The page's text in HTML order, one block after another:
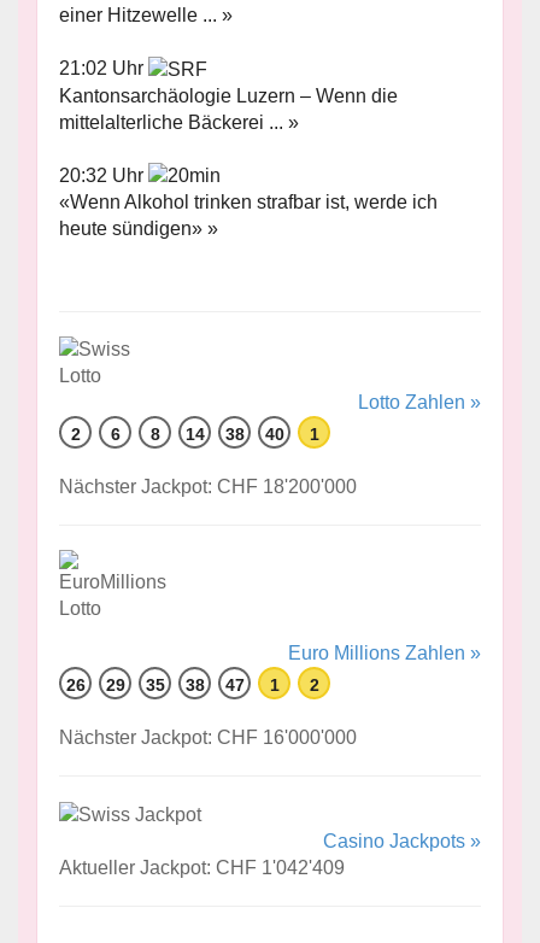
einer Hitzewelle ... »
21:02 Uhr
Kantonsarchäologie Luzern – Wenn die
mittelalterliche Bäckerei ... »
20:32 Uhr
«Wenn Alkohol trinken strafbar ist, werde ich
heute sündigen» »
Lotto Zahlen »
2 6 8 14 38 40 1
Nächster Jackpot: CHF 18'200'000
Euro Millions Zahlen »
26 29 35 38 47 1 2
Nächster Jackpot: CHF 16'000'000
Casino Jackpots »
Aktueller Jackpot: CHF 1'042'409